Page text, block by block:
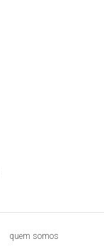
quem somos